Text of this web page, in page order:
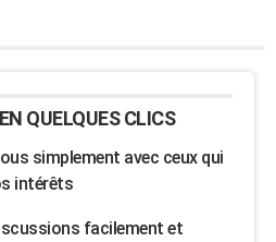
QUELQUES CLICS
simplement avec ceux qui
intérêts
facilement et